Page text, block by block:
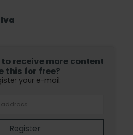
receive more content
this for free?
your e-mail.
Register